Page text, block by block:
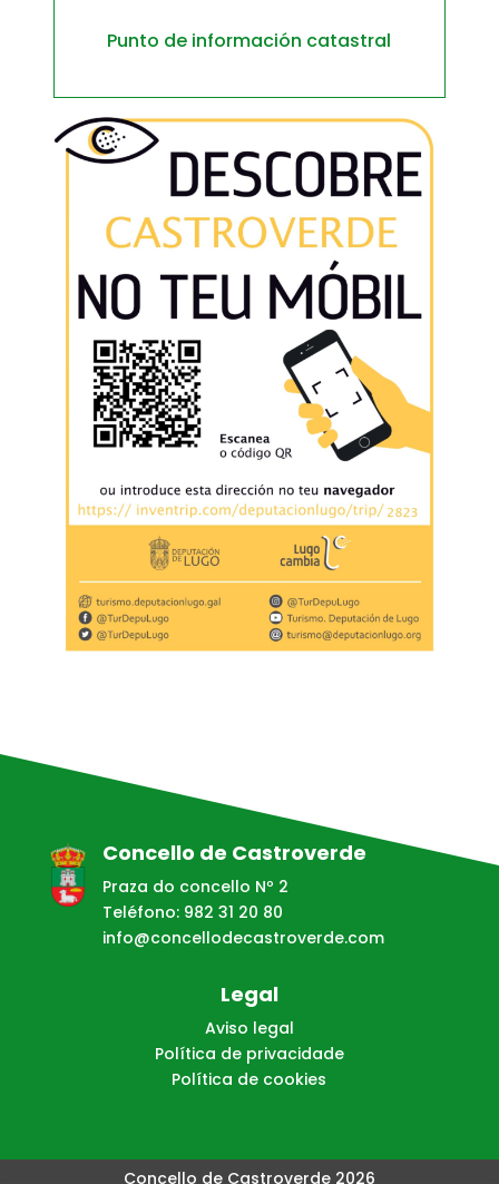
Punto de información catastral
Concello de Castroverde
Praza do concello Nº 2
Teléfono: 982 31 20 80
info@concellodecastroverde.com
Legal
Aviso legal
Política de privacidade
Política de cookies
Concello de Castroverde 2026